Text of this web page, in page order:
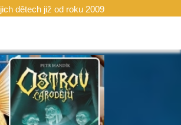
dětech již od roku 2009